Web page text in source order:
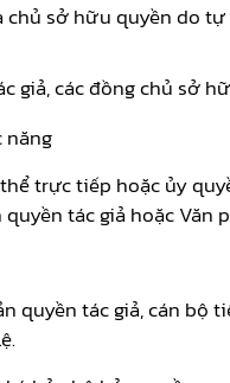
sở hữu quyền do
giả, các đồng chủ sở
năng
trực tiếp hoặc ủy
tác giả hoặc Văn
quyền tác giả, cán